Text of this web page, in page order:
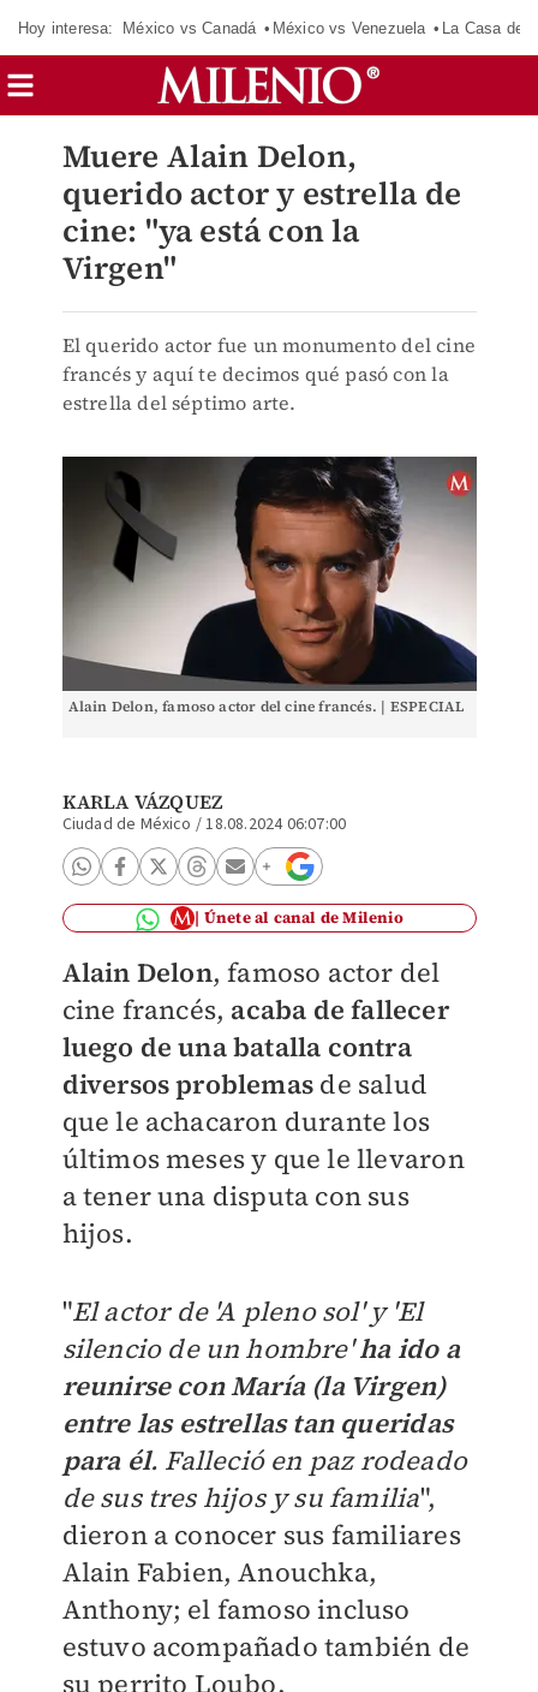
Hoy interesa: México vs Canadá México vs Venezuela La Casa de
Muere Alain Delon,
querido actor y estrella de
cine: "ya está con la
Virgen"
El querido actor fue un monumento del cine
francés y aquí te decimos qué pasó con la
estrella del séptimo arte.
Alain Delon, famoso actor del cine francés. | ESPECIAL
KARLA VÁZQUEZ
Ciudad de México /18.08.2024 06:07:00
Únete al canal de Milenio
Alain Delon, famoso actor del
cine francés, acaba de fallecer
luego de una batalla contra
diversos problemas de salud
que le achacaron durante los
últimos meses y que le llevaron
a tener una disputa con sus
hijos.
"El actor de 'A pleno sol' y 'El
silencio de un hombre'ha ido a
reunirse con María (la Virgen)
entre las estrellas tan queridas
para él. Falleció en paz rodeado
de sus tres hijos y su familia",
dieron a conocer sus familiares
Alain Fabien, Anouchka,
Anthony; el famoso incluso
estuvo acompañado también de
su perrito Loubo.